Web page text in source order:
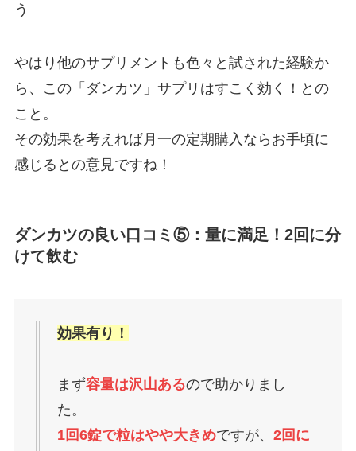
う
やはり他のサプリメントも色々と試された経験か
ら、この「ダンカツ」サプリはすこく効く！との
こと。
その効果を考えれば月一の定期購入ならお手頃に
感じるとの意見ですね！
ダンカツの良い口コミ⑤：量に満足！2回に分
けて飲む
効果有り！
まず容量は沢山あるので助かりまし
た。
1回6錠で粒はやや大きめですが、 2回に